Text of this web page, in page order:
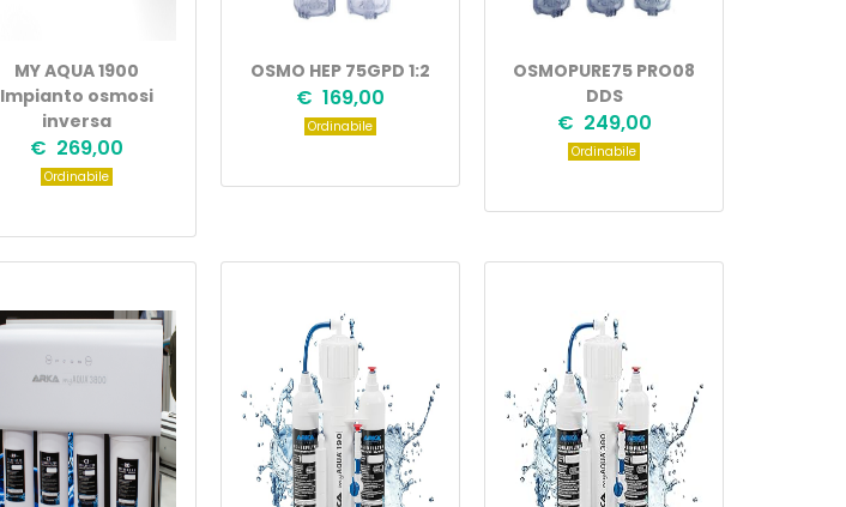
MY AQUA 1900
Impianto osmosi
inversa
€ 269,00
Ordinabile
OSMO HEP 75GPD 1:2
€ 169,00
Ordinabile
OSMOPURE75 PRO08
DDS
€ 249,00
Ordinabile